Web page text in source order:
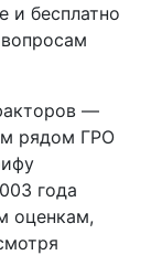
и бесплатно
—
рядом ГРО
года
оценкам,